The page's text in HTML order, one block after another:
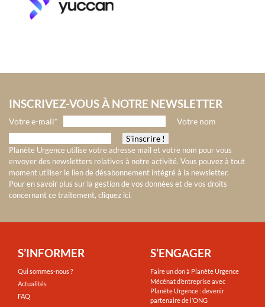
INSCRIVEZ-VOUS À NOTRE NEWSLETTER
Votre e-mail* Votre nom
Planète Urgence utilise votre adresse mail et votre nom pour vous
envoyer des newsletters relatives à notre activité. Vous pouvez à tout
moment utiliser le lien de désabonnement intégré à la newsletter.
Pour en savoir plus sur la gestion de vos données et de vos droits
concernant ce traitement, cliquez ici.
S’INFORMER
Qui sommes-nous ?
Actualités
FAQ
S’ENGAGER
Faire un don à Planète Urgence
Mécénat d’entreprise avec
Planète Urgence : devenir
partenaire de l’ONG